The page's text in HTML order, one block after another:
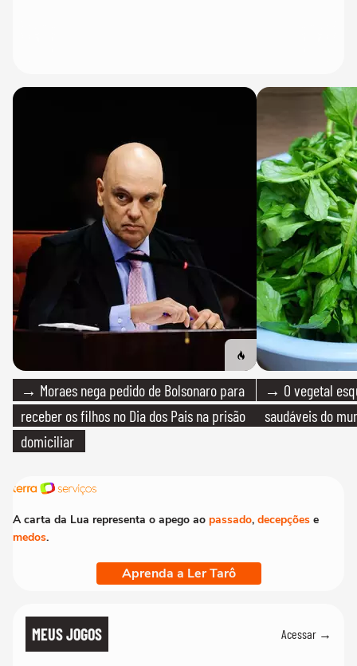
→ Moraes nega pedido de Bolsonaro para
receber os filhos no Dia dos Pais na prisão
domiciliar
→ O vegetal
saudáveis do
A carta da Lua representa o apego ao passado, decepções e
medos.
Aprenda a Ler Tarô
MEUS JOGOS Acessar →